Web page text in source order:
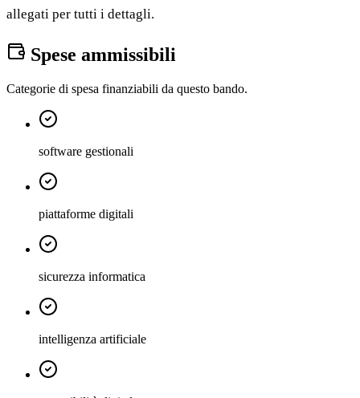
allegati per tutti i dettagli.
Spese ammissibili
Categorie di spesa finanziabili da questo bando.
software gestionali
piattaforme digitali
sicurezza informatica
intelligenza artificiale